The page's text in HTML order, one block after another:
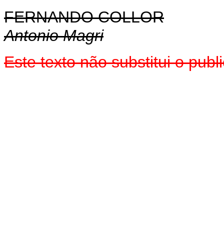
FERNANDO COLLOR
Antonio Magri
Este texto não substitui o